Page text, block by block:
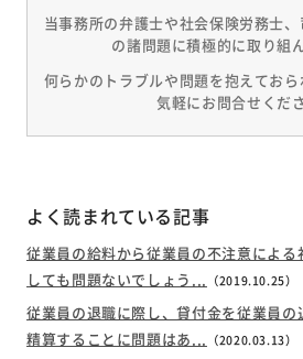
当事務所の弁護士や社会保険労務士
の諸問題に積極的に取り組
何らかのトラブルや問題を抱えてお
気軽にお問合せくださ
よく読まれている記事
従業員の給料から従業員の不注意による
しても問題ないでしょう... （2019.10.25）
従業員の退職に際し、貸付金を従業員
精算することに問題はあ... （2020.03.13）